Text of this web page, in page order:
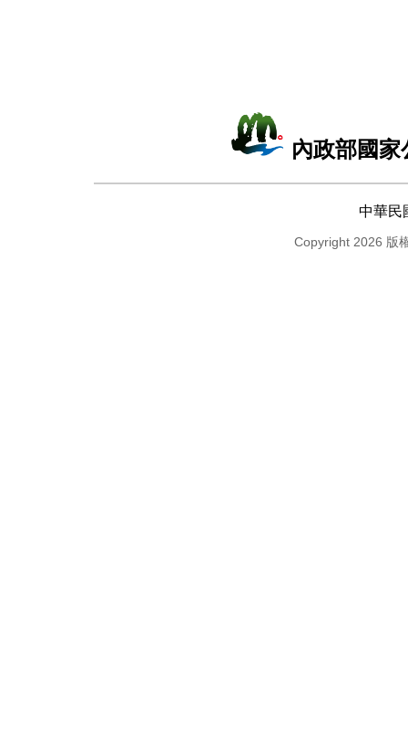
內政部國
中華民
Copyright 2026 版